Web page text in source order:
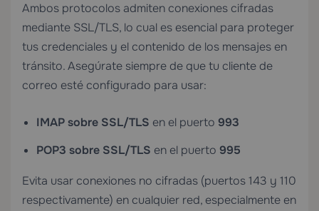
Ambos protocolos admiten conexiones cifradas
mediante SSL/TLS, lo cual es esencial para proteger
tus credenciales y el contenido de los mensajes en
tránsito. Asegúrate siempre de que tu cliente de
correo esté configurado para usar:
IMAP sobre SSL/TLS en el puerto 993
POP3 sobre SSL/TLS en el puerto 995
Evita usar conexiones no cifradas (puertos 143 y 110
respectivamente) en cualquier red, especialmente en